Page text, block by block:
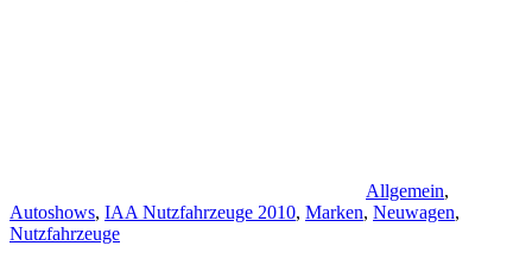
Allgemein,
Autoshows, IAA Nutzfahrzeuge 2010, Marken, Neuwagen,
Nutzfahrzeuge